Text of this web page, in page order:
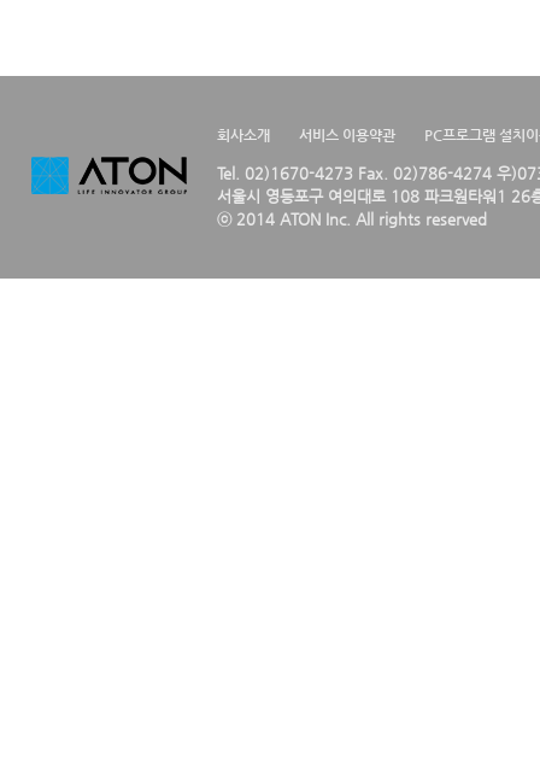
회사소개 서비스 이용약관 PC프로그램 설치
Tel. 02)1670-4273 Fax. 02)786-4274 우
서울시 영등포구 여의대로 108 파크원타워1 26
ⓒ 2014 ATON Inc. All rights reserved